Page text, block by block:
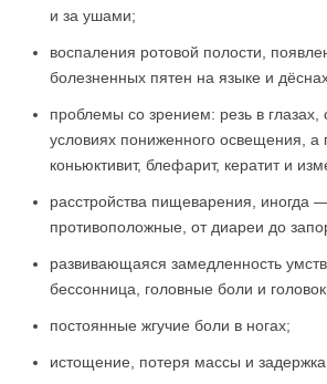
и за ушами;
воспаления ротовой полости,
болезненных пятен на языке и
проблемы со зрением: резь в глазах,
условиях пониженного освещения,
коньюктивит, блефарит, кератит и
расстройства пищеварения, иногда
противоположные, от диареи до
развивающаяся замедленность
бессонница, головные боли и
постоянные жгучие боли в ногах;
истощение, потеря массы и задержка